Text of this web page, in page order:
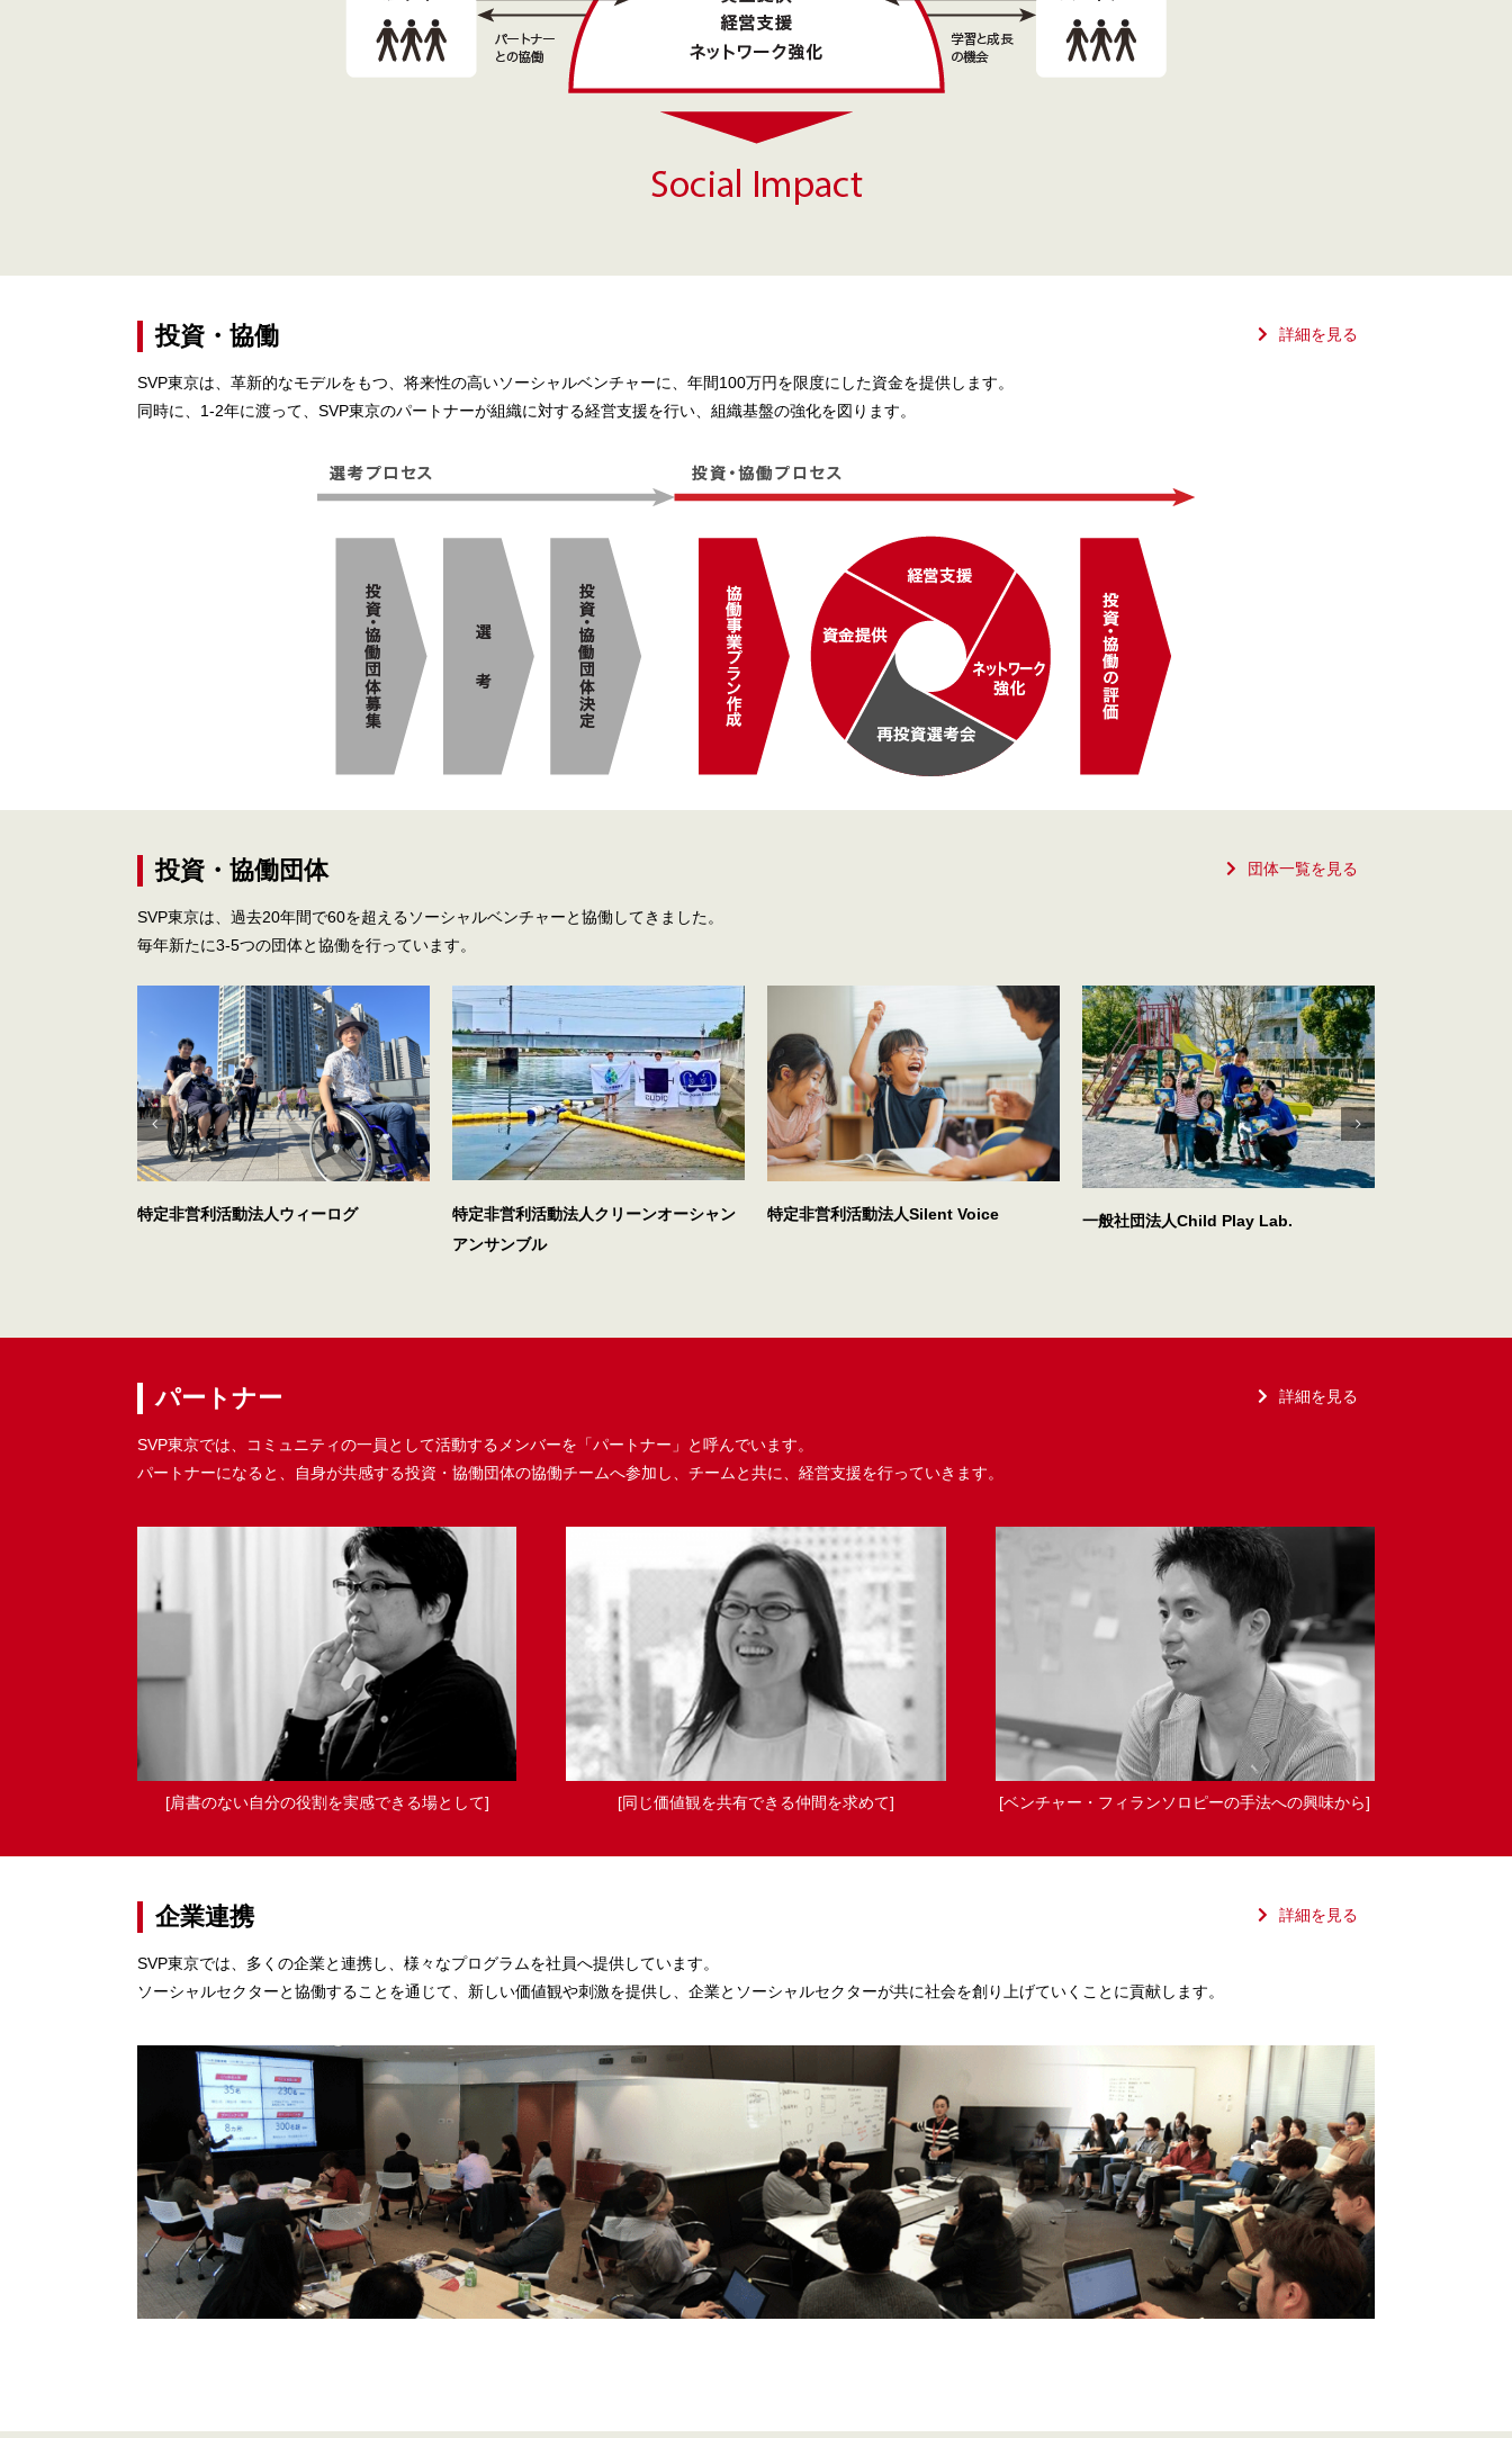
投資・協働 詳細を見る
SVP東京は、革新的なモデルをもつ、将来性の高いソーシャルベンチャーに、年間100万円を限度にした資金を提供します。
同時に、1-2年に渡って、SVP東京のパートナーが組織に対する経営支援を行い、組織基盤の強化を図ります。
投資・協働団体 団体一覧を見る
SVP東京は、過去20年間で60を超えるソーシャルベンチャーと協働してきました。
毎年新たに3-5つの団体と協働を行っています。
特定非営利活動法人ウィーログ
特定非営利活動法人クリーンオーシャン
アンサンブル
特定非営利活動法人Silent Voice 一般社団法人Child Play Lab.
パートナー 詳細を見る
SVP東京では、コミュニティの一員として活動するメンバーを「パートナー」と呼んでいます。
パートナーになると、自身が共感する投資・協働団体の協働チームへ参加し、チームと共に、経営支援を行っていきます。
[肩書のない自分の役割を実感できる場として] [同じ価値観を共有できる仲間を求めて] [ベンチャー・フィランソロピーの手法への興味から]
企業連携 詳細を見る
SVP東京では、多くの企業と連携し、様々なプログラムを社員へ提供しています。
ソーシャルセクターと協働することを通じて、新しい価値観や刺激を提供し、企業とソーシャルセクターが共に社会を創り上げていくことに貢献します。